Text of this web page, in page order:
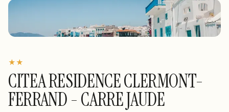
★★
CITEA RESIDENCE CLERMONT-
FERRAND - CARRE JAUDE